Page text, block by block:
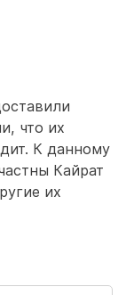
что их
К данному
Кайрат
их